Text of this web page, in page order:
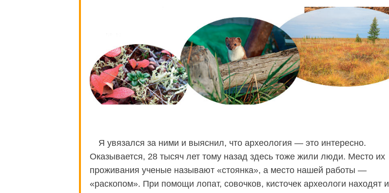
Я увязался за ними и выяснил, что археология — это интересно.
Оказывается, 28 тысяч лет тому назад здесь тоже жили люди. Место их
проживания ученые называют «стоянка», а место нашей работы —
«раскопом». При помощи лопат, совочков, кисточек археологи находят и